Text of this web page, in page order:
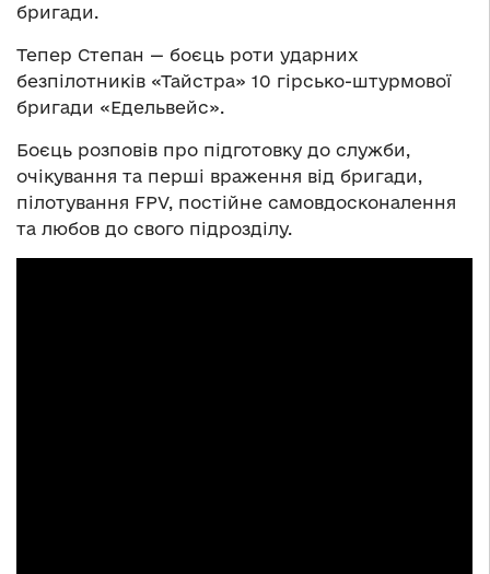
бригади.
Тепер Степан — боєць роти ударних
безпілотників «Тайстра» 10 гірсько-штурмової
бригади «Едельвейс».
Боєць розповів про підготовку до служби,
очікування та перші враження від бригади,
пілотування FPV, постійне самовдосконалення
та любов до свого підрозділу.